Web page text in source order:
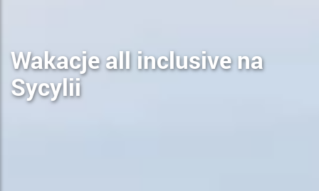
Wakacje all inclusive na
Sycylii